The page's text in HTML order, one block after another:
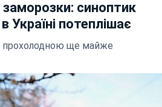
синоптик
Україні потеплішає
прохолодною ще майже